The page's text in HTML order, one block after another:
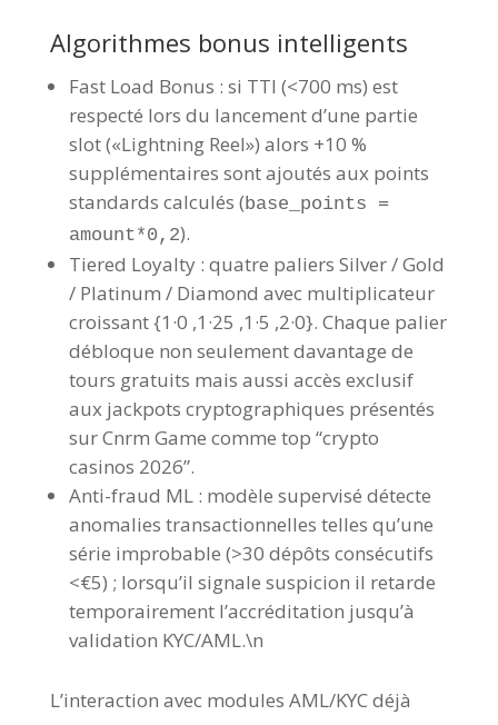
Algorithmes bonus intelligents
Fast Load Bonus : si TTI (<700 ms) est
respecté lors du lancement d’une partie
slot («Lightning Reel») alors +10 %
supplémentaires sont ajoutés aux points
standards calculés (base_points =
amount*0,2).
Tiered Loyalty : quatre paliers Silver / Gold
/ Platinum / Diamond avec multiplicateur
croissant {1·0 ,1·25 ,1·5 ,2·0}. Chaque palier
débloque non seulement davantage de
tours gratuits mais aussi accès exclusif
aux jackpots cryptographiques présentés
sur Cnrm Game comme top “crypto
casinos 2026”.
Anti-fraud ML : modèle supervisé détecte
anomalies transactionnelles telles qu’une
série improbable (>30 dépôts consécutifs
<€5) ; lorsqu’il signale suspicion il retarde
temporairement l’accréditation jusqu’à
validation KYC/AML.\n
L’interaction avec modules AML/KYC déjà